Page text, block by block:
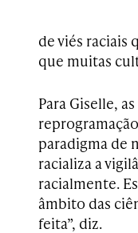
de viés raciais
que muitas
Para Giselle,
paradigma de
racializa a
racialmente.
âmbito das
feita”, diz.